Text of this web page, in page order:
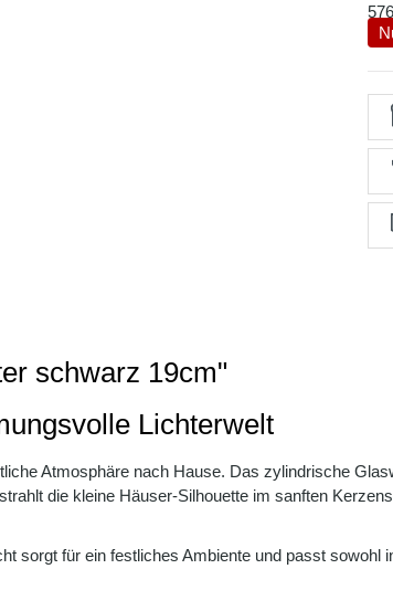
schwarz 19cm"
Lichterwelt
Atmosphäre nach Hause. Das zylindrische
die kleine Häuser-Silhouette im sanften
sorgt für ein festliches Ambiente und passt